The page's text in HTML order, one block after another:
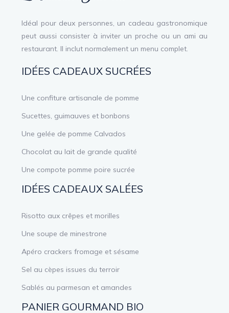
Idéal pour deux personnes, un cadeau gastronomique
peut aussi consister à inviter un proche ou un ami au
restaurant. Il inclut normalement un menu complet.
IDÉES CADEAUX SUCRÉES
Une confiture artisanale de pomme
Sucettes, guimauves et bonbons
Une gelée de pomme Calvados
Chocolat au lait de grande qualité
Une compote pomme poire sucrée
IDÉES CADEAUX SALÉES
Risotto aux crêpes et morilles
Une soupe de minestrone
Apéro crackers fromage et sésame
Sel au cèpes issues du terroir
Sablés au parmesan et amandes
PANIER GOURMAND BIO